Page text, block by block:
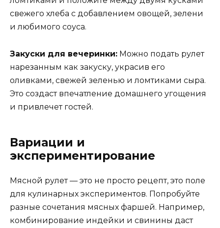
свежего хлеба с добавлением овощей, зелени
и любимого соуса.
Закуски для вечеринки: Можно подать рулет
нарезанным как закуску, украсив его
оливками, свежей зеленью и ломтиками сыра.
Это создаст впечатление домашнего угощения
и привлечет гостей.
Вариации и
экспериментирование
Мясной рулет — это не просто рецепт, это поле
для кулинарных экспериментов. Попробуйте
разные сочетания мясных фаршей. Например,
комбинирование индейки и свинины даст